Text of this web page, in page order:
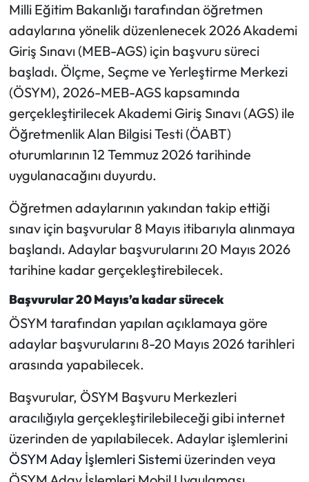
Milli Eğitim Bakanlığı tarafından öğretmen
adaylarına yönelik düzenlenecek 2026 Akademi
Giriş Sınavı (MEB-AGS) için başvuru süreci
başladı. Ölçme, Seçme ve Yerleştirme Merkezi
(ÖSYM), 2026-MEB-AGS kapsamında
gerçekleştirilecek Akademi Giriş Sınavı (AGS) ile
Öğretmenlik Alan Bilgisi Testi (ÖABT)
oturumlarının 12 Temmuz 2026 tarihinde
uygulanacağını duyurdu.
Öğretmen adaylarının yakından takip ettiği
sınav için başvurular 8 Mayıs itibarıyla alınmaya
başlandı. Adaylar başvurularını 20 Mayıs 2026
tarihine kadar gerçekleştirebilecek.
Başvurular 20 Mayıs’a kadar sürecek
ÖSYM tarafından yapılan açıklamaya göre
adaylar başvurularını 8-20 Mayıs 2026 tarihleri
arasında yapabilecek.
Başvurular, ÖSYM Başvuru Merkezleri
aracılığıyla gerçekleştirilebileceği gibi internet
üzerinden de yapılabilecek. Adaylar işlemlerini
ÖSYM Aday İşlemleri Sistemiüzerinden veya
Kültür Sanat
Laçin Haberleri
Magazin
Mecitözü Haberleri
Oğuzlar Haberleri
Osmancık Haberleri
Otomotiv
Resmi İlan
Resmi Reklam
Sağlık
Siyaset
Spor
Sungurlu Haberleri